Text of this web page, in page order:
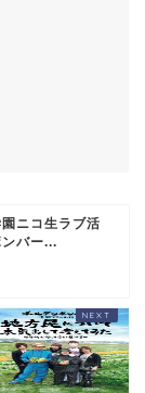
ニコ生ラブ活
バー...